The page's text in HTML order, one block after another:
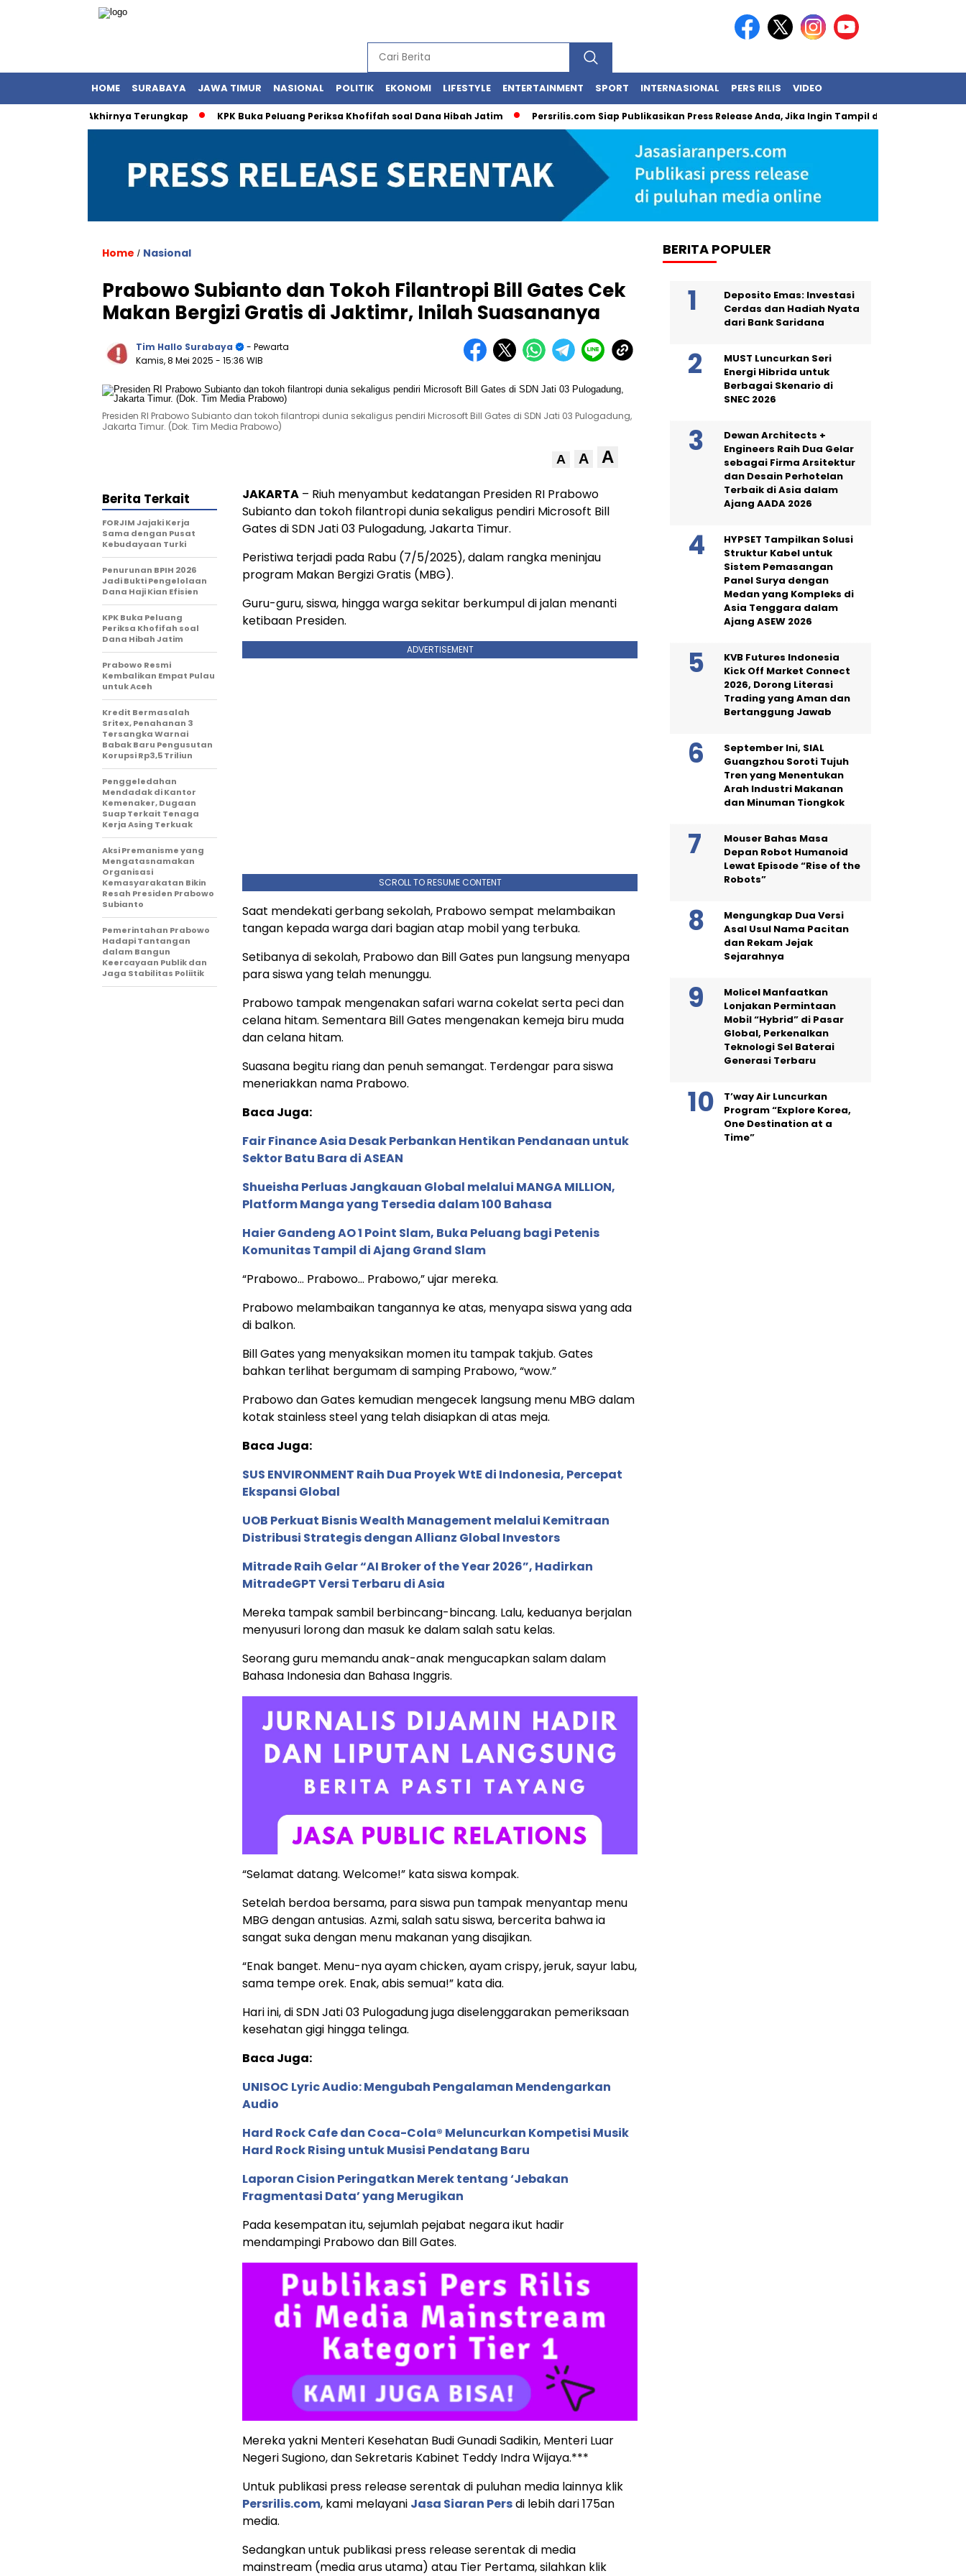
HOME SURABAYA JAWA TIMUR NASIONAL POLITIK EKONOMI LIFESTYLE ENTERTAINMENT SPORT INTERNASIONAL PERS RILIS VIDEO
Olla Akhirnya Terungkap KPK Buka Peluang Periksa Khofifah soal Dana Hibah Jatim Persrilis.com Siap Publikasikan Press Release Anda, Jika Ingin Tampil di Media Ekonomi dan
Home / Nasional
Prabowo Subianto dan Tokoh Filantropi Bill Gates Cek
Makan Bergizi Gratis di Jaktimr, Inilah Suasananya
Tim Hallo Surabaya
- Pewarta
Kamis, 8 Mei 2025 - 15:36 WIB
Presiden RI Prabowo Subianto dan tokoh filantropi dunia sekaligus pendiri Microsoft Bill Gates di SDN Jati 03 Pulogadung,
Jakarta Timur. (Dok. Tim Media Prabowo)
A A A
JAKARTA – Riuh menyambut kedatangan Presiden RI Prabowo
Subianto dan tokoh filantropi dunia sekaligus pendiri Microsoft Bill
Gates di SDN Jati 03 Pulogadung, Jakarta Timur.
Peristiwa terjadi pada Rabu (7/5/2025), dalam rangka meninjau
program Makan Bergizi Gratis (MBG).
Guru-guru, siswa, hingga warga sekitar berkumpul di jalan menanti
ketibaan Presiden.
ADVERTISEMENT
SCROLL TO RESUME CONTENT
Saat mendekati gerbang sekolah, Prabowo sempat melambaikan
tangan kepada warga dari bagian atap mobil yang terbuka.
Setibanya di sekolah, Prabowo dan Bill Gates pun langsung menyapa
para siswa yang telah menunggu.
Prabowo tampak mengenakan safari warna cokelat serta peci dan
celana hitam. Sementara Bill Gates mengenakan kemeja biru muda
dan celana hitam.
Suasana begitu riang dan penuh semangat. Terdengar para siswa
meneriakkan nama Prabowo.
Baca Juga:
Fair Finance Asia Desak Perbankan Hentikan Pendanaan untuk
Sektor Batu Bara di ASEAN
Shueisha Perluas Jangkauan Global melalui MANGA MILLION,
Platform Manga yang Tersedia dalam 100 Bahasa
Haier Gandeng AO 1 Point Slam, Buka Peluang bagi Petenis
Komunitas Tampil di Ajang Grand Slam
“Prabowo… Prabowo… Prabowo,” ujar mereka.
Prabowo melambaikan tangannya ke atas, menyapa siswa yang ada
di balkon.
Bill Gates yang menyaksikan momen itu tampak takjub. Gates
bahkan terlihat bergumam di samping Prabowo, “wow.”
Prabowo dan Gates kemudian mengecek langsung menu MBG dalam
kotak stainless steel yang telah disiapkan di atas meja.
Baca Juga:
SUS ENVIRONMENT Raih Dua Proyek WtE di Indonesia, Percepat
Ekspansi Global
UOB Perkuat Bisnis Wealth Management melalui Kemitraan
Distribusi Strategis dengan Allianz Global Investors
Mitrade Raih Gelar “AI Broker of the Year 2026”, Hadirkan
MitradeGPT Versi Terbaru di Asia
Mereka tampak sambil berbincang-bincang. Lalu, keduanya berjalan
menyusuri lorong dan masuk ke dalam salah satu kelas.
Seorang guru memandu anak-anak mengucapkan salam dalam
Bahasa Indonesia dan Bahasa Inggris.
“Selamat datang. Welcome!” kata siswa kompak.
Setelah berdoa bersama, para siswa pun tampak menyantap menu
MBG dengan antusias. Azmi, salah satu siswa, bercerita bahwa ia
sangat suka dengan menu makanan yang disajikan.
“Enak banget. Menu-nya ayam chicken, ayam crispy, jeruk, sayur labu,
sama tempe orek. Enak, abis semua!” kata dia.
Hari ini, di SDN Jati 03 Pulogadung juga diselenggarakan pemeriksaan
kesehatan gigi hingga telinga.
Baca Juga:
UNISOC Lyric Audio: Mengubah Pengalaman Mendengarkan
Audio
Hard Rock Cafe dan Coca-Cola® Meluncurkan Kompetisi Musik
Hard Rock Rising untuk Musisi Pendatang Baru
Laporan Cision Peringatkan Merek tentang ‘Jebakan
Fragmentasi Data’ yang Merugikan
Pada kesempatan itu, sejumlah pejabat negara ikut hadir
mendampingi Prabowo dan Bill Gates.
Mereka yakni Menteri Kesehatan Budi Gunadi Sadikin, Menteri Luar
Negeri Sugiono, dan Sekretaris Kabinet Teddy Indra Wijaya.***
Untuk publikasi press release serentak di puluhan media lainnya klik
Persrilis.com, kami melayani Jasa Siaran Persdi lebih dari 175an
media.
Sedangkan untuk publikasi press release serentak di media
mainstream (media arus utama) atau Tier Pertama, silahkan klik
Berita Terkait
FORJIM Jajaki Kerja
Sama dengan Pusat
Kebudayaan Turki
Penurunan BPIH 2026
Jadi Bukti Pengelolaan
Dana Haji Kian Efisien
KPK Buka Peluang
Periksa Khofifah soal
Dana Hibah Jatim
Prabowo Resmi
Kembalikan Empat Pulau
untuk Aceh
Kredit Bermasalah
Sritex, Penahanan 3
Tersangka Warnai
Babak Baru Pengusutan
Korupsi Rp3,5 Triliun
Penggeledahan
Mendadak di Kantor
Kemenaker, Dugaan
Suap Terkait Tenaga
Kerja Asing Terkuak
Aksi Premanisme yang
Mengatasnamakan
Organisasi
Kemasyarakatan Bikin
Resah Presiden Prabowo
Subianto
Pemerintahan Prabowo
Hadapi Tantangan
dalam Bangun
Keercayaan Publik dan
Jaga Stabilitas Poliitik
BERITA POPULER
Deposito Emas: Investasi
Cerdas dan Hadiah Nyata
dari Bank Saridana
MUST Luncurkan Seri
Energi Hibrida untuk
Berbagai Skenario di
SNEC 2026
Dewan Architects +
Engineers Raih Dua Gelar
sebagai Firma Arsitektur
dan Desain Perhotelan
Terbaik di Asia dalam
Ajang AADA 2026
HYPSET Tampilkan Solusi
Struktur Kabel untuk
Sistem Pemasangan
Panel Surya dengan
Medan yang Kompleks di
Asia Tenggara dalam
Ajang ASEW 2026
KVB Futures Indonesia
Kick Off Market Connect
2026, Dorong Literasi
Trading yang Aman dan
Bertanggung Jawab
September Ini, SIAL
Guangzhou Soroti Tujuh
Tren yang Menentukan
Arah Industri Makanan
dan Minuman Tiongkok
Mouser Bahas Masa
Depan Robot Humanoid
Lewat Episode “Rise of the
Robots”
Mengungkap Dua Versi
Asal Usul Nama Pacitan
dan Rekam Jejak
Sejarahnya
Molicel Manfaatkan
Lonjakan Permintaan
Mobil “Hybrid” di Pasar
Global, Perkenalkan
Teknologi Sel Baterai
Generasi Terbaru
T’way Air Luncurkan
Program “Explore Korea,
One Destination at a
Time”